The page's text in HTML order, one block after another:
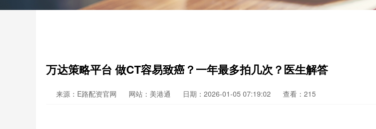
万达策略平台 做CT容易致癌？一年最多拍几次？医生解答
来源：E路配资官网 网站：美港通 日期：2026-01-05 07:19:02 查看：215